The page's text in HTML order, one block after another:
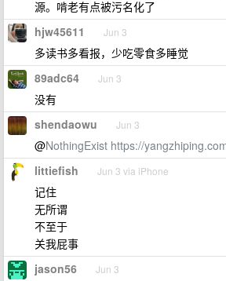
源。啃老有点被污名化了
hjw45611 Jun 3
多读书多看报，少吃零食多睡觉
89adc64 Jun 3
没有
shendaowu Jun 3
@NothingExist https://
littiefish Jun 3 via iPhone
记住
无所谓
不至于
关我屁事
jason56 Jun 3